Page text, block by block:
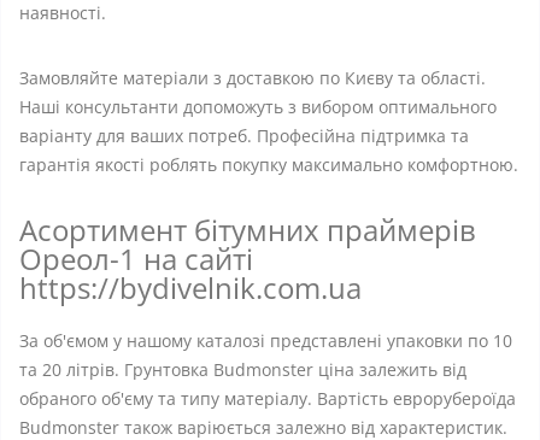
наявності.
Замовляйте матеріали з доставкою по Києву та області.
Наші консультанти допоможуть з вибором оптимального
варіанту для ваших потреб. Професійна підтримка та
гарантія якості роблять покупку максимально комфортною.
Асортимент бітумних праймерів
Ореол-1 на сайті
https://bydivelnik.com.ua
За об'ємом у нашому каталозі представлені упаковки по 10
та 20 літрів. Грунтовка Budmonster ціна залежить від
обраного об'єму та типу матеріалу. Вартість еврорубероїда
Budmonster також варіюється залежно від характеристик.